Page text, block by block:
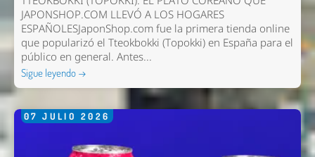
JAPONSHOP.COM LLEVÓ A LOS HOGARES
ESPAÑOLESJaponShop.com fue la primera tienda online
que popularizó el Tteokbokki (Topokki) en España para el
público en general. Antes...
Sigue leyendo →
07 JULIO 2026